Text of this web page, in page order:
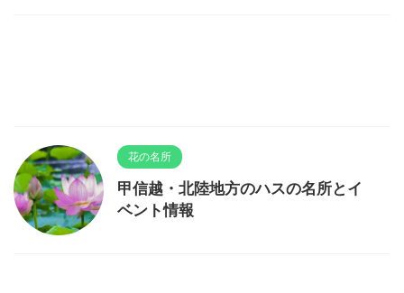
花の名所
甲信越・北陸地方のハスの名所とイ
ベント情報